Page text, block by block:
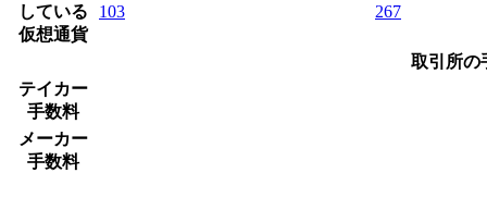
している
仮想通貨
103 267
取引所の
テイカー
手数料
メーカー
手数料